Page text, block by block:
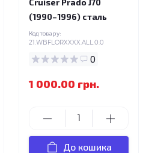
Cruiser Prado J70
(1990–1996) сталь
Код товару:
21.WBFLORXXXX.ALL.0.0
0
1 000.00 грн.
До кошика